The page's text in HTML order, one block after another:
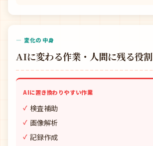
— 変化の中身
AIに変わる作業・人間に残る役割
AIに置き換わりやすい作業
検査補助
画像解析
記録作成